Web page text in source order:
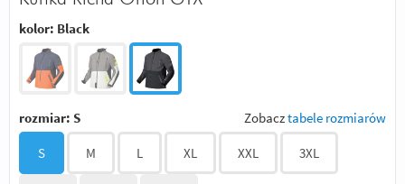
kolor: Black
rozmiar: S Zobacztabele rozmiarów
S M L XL XXL 3XL